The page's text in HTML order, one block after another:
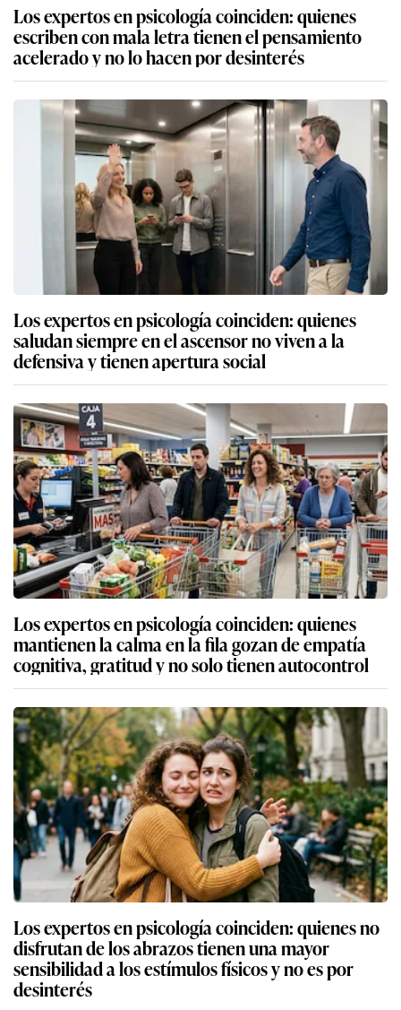
Los expertos en psicología coinciden: quienes
escriben con mala letra tienen el pensamiento
acelerado y no lo hacen por desinterés
Los expertos en psicología coinciden: quienes
saludan siempre en el ascensor no viven a la
defensiva y tienen apertura social
Los expertos en psicología coinciden: quienes
mantienen la calma en la fila gozan de empatía
cognitiva, gratitud y no solo tienen autocontrol
Los expertos en psicología coinciden: quienes no
disfrutan de los abrazos tienen una mayor
sensibilidad a los estímulos físicos y no es por
desinterés